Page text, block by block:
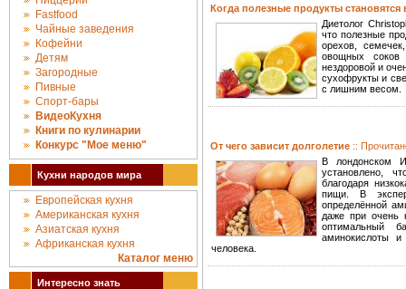
Fastfood
Чайные заведения
Кофейни
Детям
Загородные
Пивные
Спорт-бары
ВидеоКухня
Книги по кулинарии
Конкурc "Мое меню"
Кухни народов мира
Европейская кухня
Американская кухня
Азиатская кухня
Африканская кухня
Каталог меню
Интересно знать
Когда полезные продукты
Диетолог
что полезные
орехов,
овощных соков
нездоровой и
сухофрукты и
с лишним весом.
От чего зависит долголетие ::
В лондонском
установлено,
благодаря
пищи. В
определённой
даже при очень
оптимальный
аминокислоты
человека.